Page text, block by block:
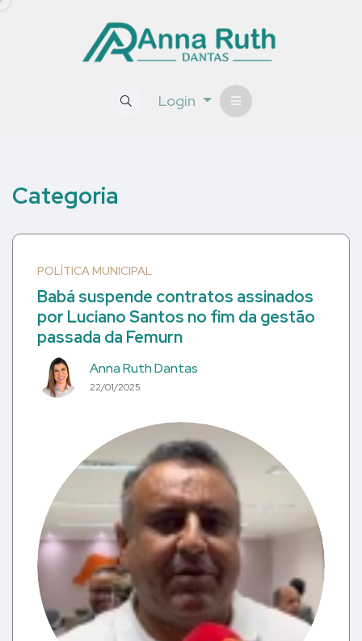
Login
Categoria
POLÍTICA MUNICIPAL
Babá suspende contratos assinados
por Luciano Santos no fim da gestão
passada da Femurn
Anna Ruth Dantas
22/01/2025